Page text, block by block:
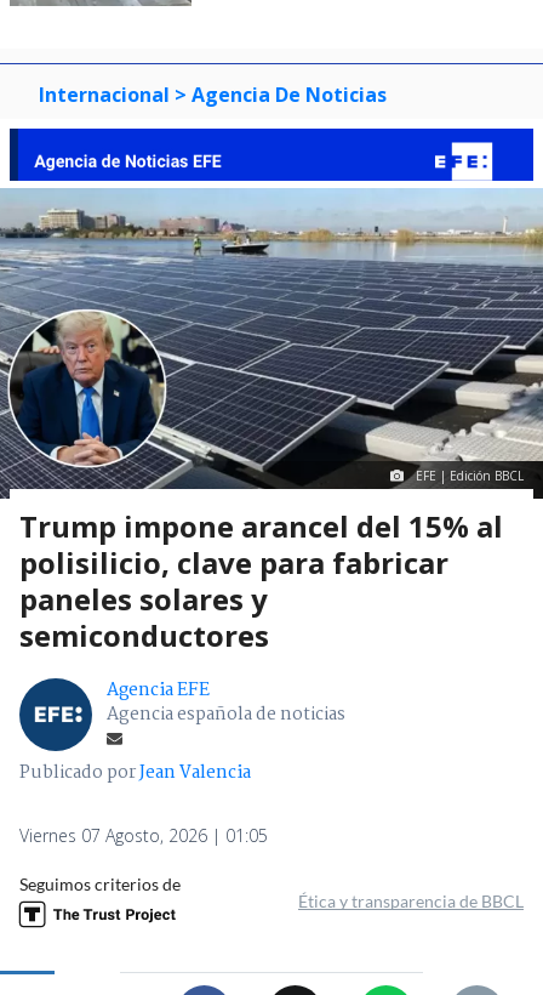
Internacional > Agencia De Noticias
EFE | Edición BBCL
Trump impone arancel del 15% al
polisilicio, clave para fabricar
paneles solares y
semiconductores
Agencia EFE
Agencia española de noticias
Publicado porJean Valencia
Viernes 07 Agosto, 2026 | 01:05
Seguimos criterios de
Ética y transparencia de BBCL